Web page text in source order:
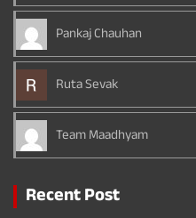
Pankaj Chauhan
Ruta Sevak
Team Maadhyam
Recent Post